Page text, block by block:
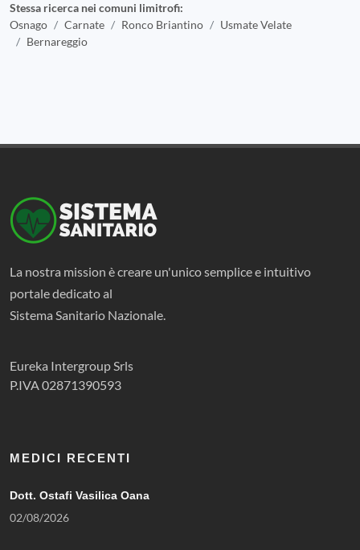
Stessa ricerca nei comuni limitrofi:
Osnago
Carnate Ronco Briantino
Usmate Velate
Bernareggio
La nostra mission è creare un'unico semplice e intuitivo
portale dedicato al
Sistema Sanitario Nazionale.
Eureka Intergroup Srls
P.IVA 02871390593
MEDICI RECENTI
Dott. Ostafi Vasilica Oana
02/08/2026